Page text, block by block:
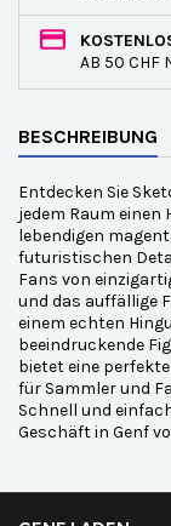
AB 50 CHF
BESCHREIBUNG
Entdecken Sie
jedem Raum
lebendigen
futuristischen
Fans von
und das auffällige
einem echten
beeindruckende
bietet eine
für Sammler und
Schnell und
Geschäft in Genf